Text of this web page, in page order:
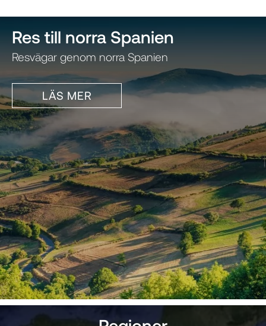
Res till norra Spanien
Resvägar genom norra Spanien
LÄS MER